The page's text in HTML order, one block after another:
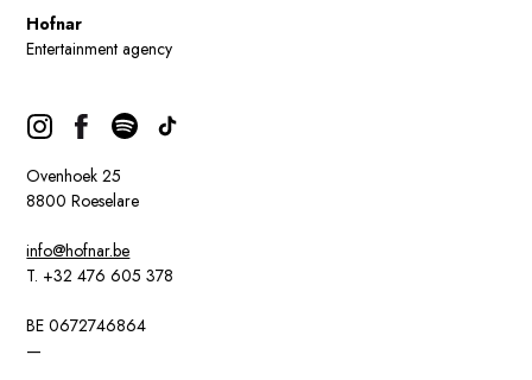
Hofnar
Entertainment agency
Ovenhoek 25
8800 Roeselare
info@hofnar.be
T. +32 476 605 378
BE 0672746864
—